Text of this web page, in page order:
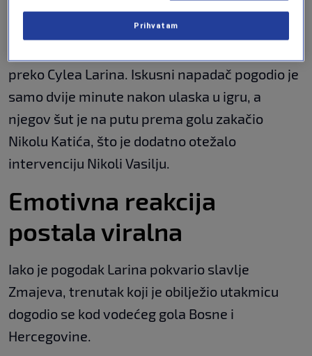
preko Cylea Larina. Iskusni napadač pogodio je
samo dvije minute nakon ulaska u igru, a
njegov šut je na putu prema golu zakačio
Nikolu Katića, što je dodatno otežalo
intervenciju Nikoli Vasilju.
Emotivna reakcija
postala viralna
Iako je pogodak Larina pokvario slavlje
Zmajeva, trenutak koji je obilježio utakmicu
dogodio se kod vodećeg gola Bosne i
Hercegovine.
Prihvatam